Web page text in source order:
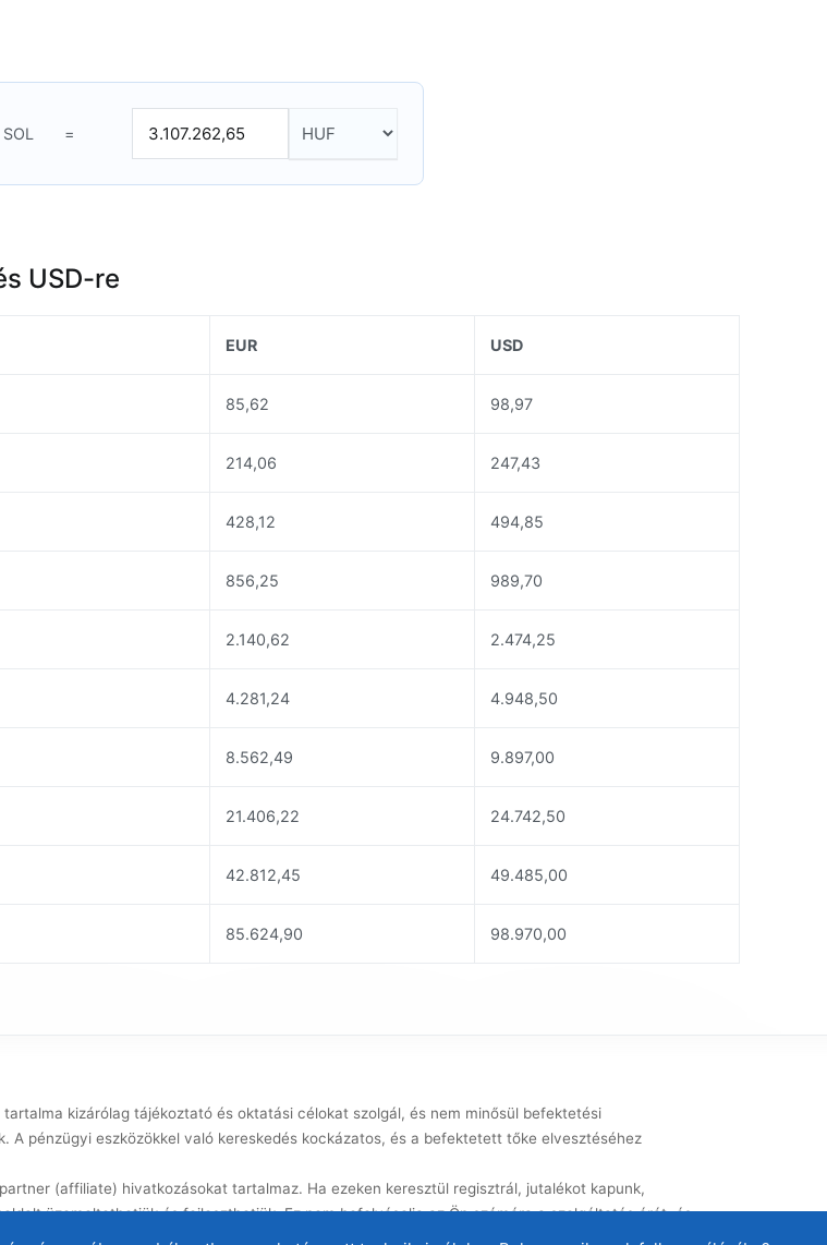
SOL =
USD-re
EUR USD
85,62 98,97
214,06 247,43
428,12 494,85
856,25 989,70
2.140,62 2.474,25
4.281,24 4.948,50
8.562,49 9.897,00
21.406,22 24.742,50
42.812,45 49.485,00
85.624,90 98.970,00
tartalma kizárólag tájékoztató és oktatási célokat szolgál, és nem minősül befektetési
A pénzügyi eszközökkel való kereskedés kockázatos, és a befektetett tőke elvesztéséhez
(affiliate) hivatkozásokat tartalmaz. Ha ezeken keresztül regisztrál, jutalékot kapunk,
üzemeltethetjük és fejleszthetjük. Ez nem befolyásolja az Ön számára a szolgáltatás árát, és
nem befolyásolja a
brókerértékeléseinket